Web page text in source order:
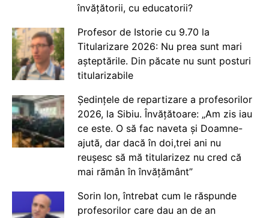
învățătorii, cu educatorii?
Profesor de Istorie cu 9.70 la
Titularizare 2026: Nu prea sunt mari
așteptările. Din păcate nu sunt posturi
titularizabile
Ședințele de repartizare a profesorilor
2026, la Sibiu. Învățătoare: „Am zis iau
ce este. O să fac naveta și Doamne-
ajută, dar dacă în doi,trei ani nu
reușesc să mă titularizez nu cred că
mai rămân în învățământ”
Sorin Ion, întrebat cum le răspunde
profesorilor care dau an de an